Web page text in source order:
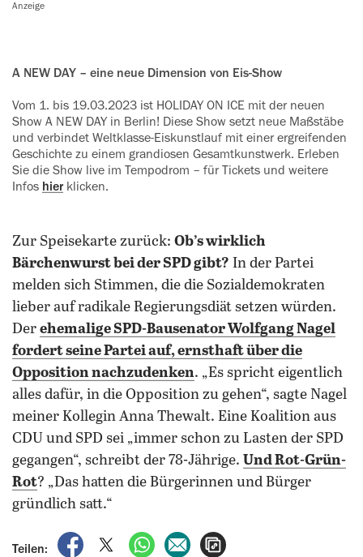
Anzeige
A NEW DAY – eine neue Dimension von Eis-Show
Vom 1. bis 19.03.2023 ist HOLIDAY ON ICE mit der neuen
Show A NEW DAY in Berlin! Diese Show setzt neue Maßstäbe
und verbindet Weltklasse-Eiskunstlauf mit einer ergreifenden
Geschichte zu einem grandiosen Gesamtkunstwerk. Erleben
Sie die Show live im Tempodrom – für Tickets und weitere
Infos hier klicken.
Zur Speisekarte zurück: Ob’s wirklich
Bärchenwurst bei der SPD gibt? In der Partei
melden sich Stimmen, die die Sozialdemokraten
lieber auf radikale Regierungsdiät setzen würden.
Der ehemalige SPD-Bausenator Wolfgang Nagel
fordert seine Partei auf, ernsthaft über die
Opposition nachzudenken. „Es spricht eigentlich
alles dafür, in die Opposition zu gehen“, sagte Nagel
meiner Kollegin Anna Thewalt. Eine Koalition aus
CDU und SPD sei „immer schon zu Lasten der SPD
gegangen“, schreibt der 78-Jährige. Und Rot-Grün-
Rot? „Das hatten die Bürgerinnen und Bürger
gründlich satt.“
Teilen:
auf Facebook teilen
auf X teilenper WhatsApp teilen
per E-Mail teilen